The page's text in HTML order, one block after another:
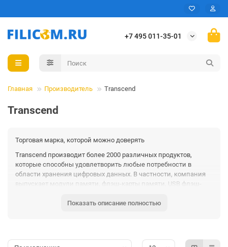
+7 495 011-35-01
Главная Производитель Transcend
Transcend
Торговая марка, которой можно доверять
Transcend производит более 2000 различных продуктов,
которые способны удовлетворить любые потребности в
области хранения цифровых данных. В частности, компания
выпускает модули памяти, флэш-карты памяти, USB флэш-
твердотельные накопители и устройства промышленного
которые в полной мере соответствуют современному
Показать описание полностью